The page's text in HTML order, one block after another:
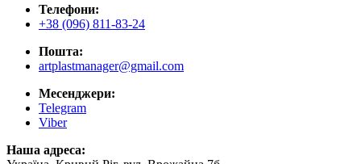
Телефони:
+38 (096) 811-83-24
Пошта:
artplastmanager@gmail.com
Месенджери:
Telegram
Viber
Наша адреса: